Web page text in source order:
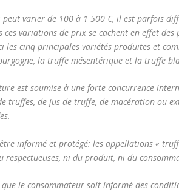
varier de 100 à 1 500 €, il est parfois
ces variations de prix se cachent en effet
les cinq principales variétés produites et
la truffe mésentérique et la truffe
est soumise à une forte concurrence
truffes, de jus de truffe, de macération ou
informé et protégé: les appellations «
respectueuses, ni du produit, ni du
le consommateur soit informé des